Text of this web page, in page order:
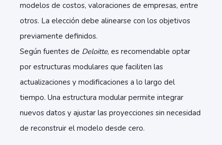
modelos de costos, valoraciones de empresas, entre
otros. La elección debe alinearse con los objetivos
previamente definidos.
Según fuentes de Deloitte, es recomendable optar
por estructuras modulares que faciliten las
actualizaciones y modificaciones a lo largo del
tiempo. Una estructura modular permite integrar
nuevos datos y ajustar las proyecciones sin necesidad
de reconstruir el modelo desde cero.